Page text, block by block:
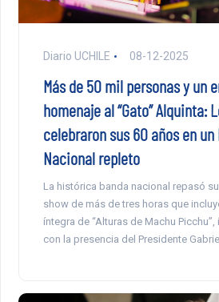
Diario UCHILE 08-12-2025
Más de 50 mil personas y un
homenaje al “Gato” Alquinta:
celebraron sus 60 años en un
Nacional repleto
La histórica banda nacional repasó
show de más de tres horas que
íntegra de “Alturas de Machu
con la presencia del Presidente